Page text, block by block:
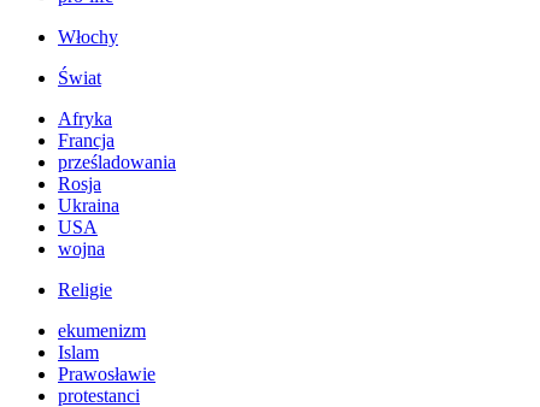
Włochy
Świat
Afryka
Francja
prześladowania
Rosja
Ukraina
USA
wojna
Religie
ekumenizm
Islam
Prawosławie
protestanci